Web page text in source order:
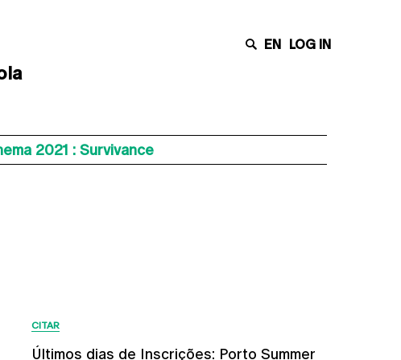
EN LOG IN
2021 : Survivance
CITAR
Últimos dias de Inscrições: Porto Summer